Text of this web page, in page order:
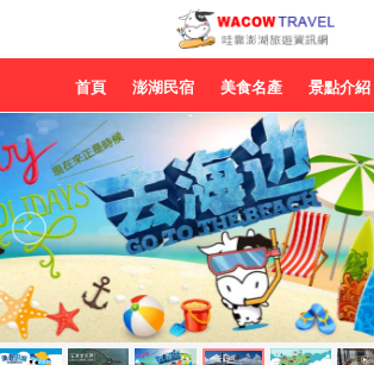
首頁 澎湖民宿 美食名產 景點介紹